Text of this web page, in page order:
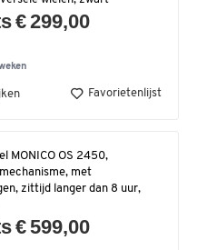
€ 299,00
Favorietenlijst
MONICO OS 2450,
met
zittijd langer dan 8 uur,
€ 599,00